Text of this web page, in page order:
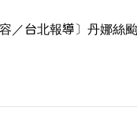
／台北報導〕丹娜